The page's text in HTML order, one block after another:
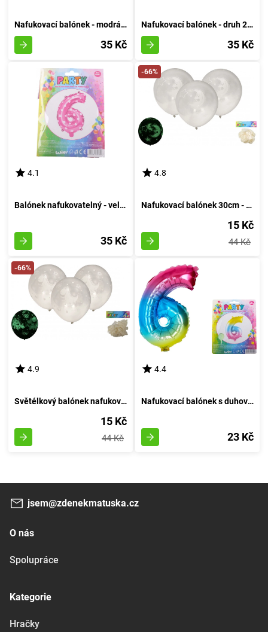
Nafukovací balónek - modrá velikost 3
35 Kč
Nafukovací balónek - druh 2 azurový
35 Kč
4.1
Balónek nafukovatelný - velikost 6, růžový
35 Kč
-66%
4.8
Nafukovací balónek 30cm - sada 6 kusů, s luminescencí v temnotě
15 Kč
44 Kč
-66%
4.9
Světélkový balónek nafukovací 30cm - sestava 6 kousků, svítící za tmy
15 Kč
44 Kč
4.4
Nafukovací balónek s duhovým vzorem - velikost 6
23 Kč
jsem@zdenekmatuska.cz
O nás
Spolupráce
Kategorie
Hračky